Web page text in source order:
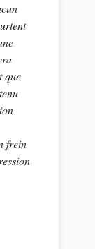
que
frein